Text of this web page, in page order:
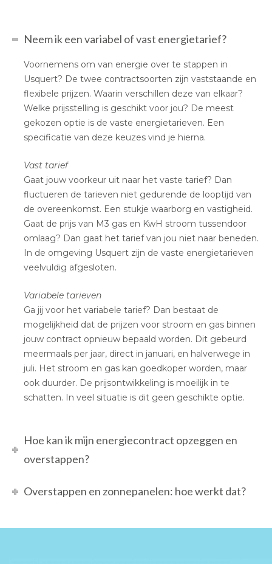
Neem ik een variabel of vast energietarief?
Voornemens om van energie over te stappen in
Usquert? De twee contractsoorten zijn vaststaande en
flexibele prijzen. Waarin verschillen deze van elkaar?
Welke prijsstelling is geschikt voor jou? De meest
gekozen optie is de vaste energietarieven. Een
specificatie van deze keuzes vind je hierna.
Vast tarief
Gaat jouw voorkeur uit naar het vaste tarief? Dan
fluctueren de tarieven niet gedurende de looptijd van
de overeenkomst. Een stukje waarborg en vastigheid.
Gaat de prijs van M3 gas en KwH stroom tussendoor
omlaag? Dan gaat het tarief van jou niet naar beneden.
In de omgeving Usquert zijn de vaste energietarieven
veelvuldig afgesloten.
Variabele tarieven
Ga jij voor het variabele tarief? Dan bestaat de
mogelijkheid dat de prijzen voor stroom en gas binnen
jouw contract opnieuw bepaald worden. Dit gebeurd
meermaals per jaar, direct in januari, en halverwege in
juli. Het stroom en gas kan goedkoper worden, maar
ook duurder. De prijsontwikkeling is moeilijk in te
schatten. In veel situatie is dit geen geschikte optie.
Hoe kan ik mijn energiecontract opzeggen en
overstappen?
Overstappen en zonnepanelen: hoe werkt dat?